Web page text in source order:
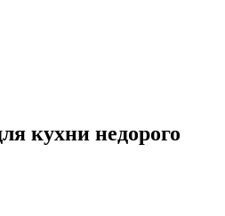
кухни недорого